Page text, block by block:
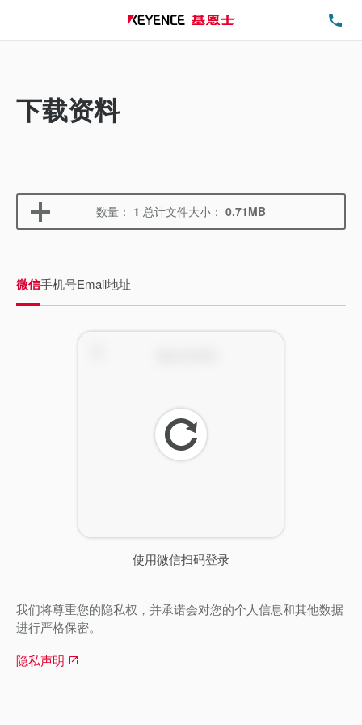
下载资料
数量： 1 总计文件大小： 0.71MB
微信手机号Email地址
使用微信扫码登录
刷
新
我们将尊重您的隐私权，并承诺会对您的个人信息和其他数据
进行严格保密。
隐私声明